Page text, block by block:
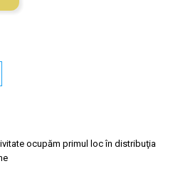
ocupăm primul loc în distribuţia